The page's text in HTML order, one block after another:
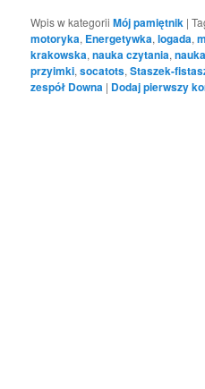
Wpis w kategoriiMój pamiętnik |
motoryka, Energetywka,logada,
krakowska,nauka czytania,
przyimki,socatots,Staszek-
zespół Downa | Dodaj pierwszy